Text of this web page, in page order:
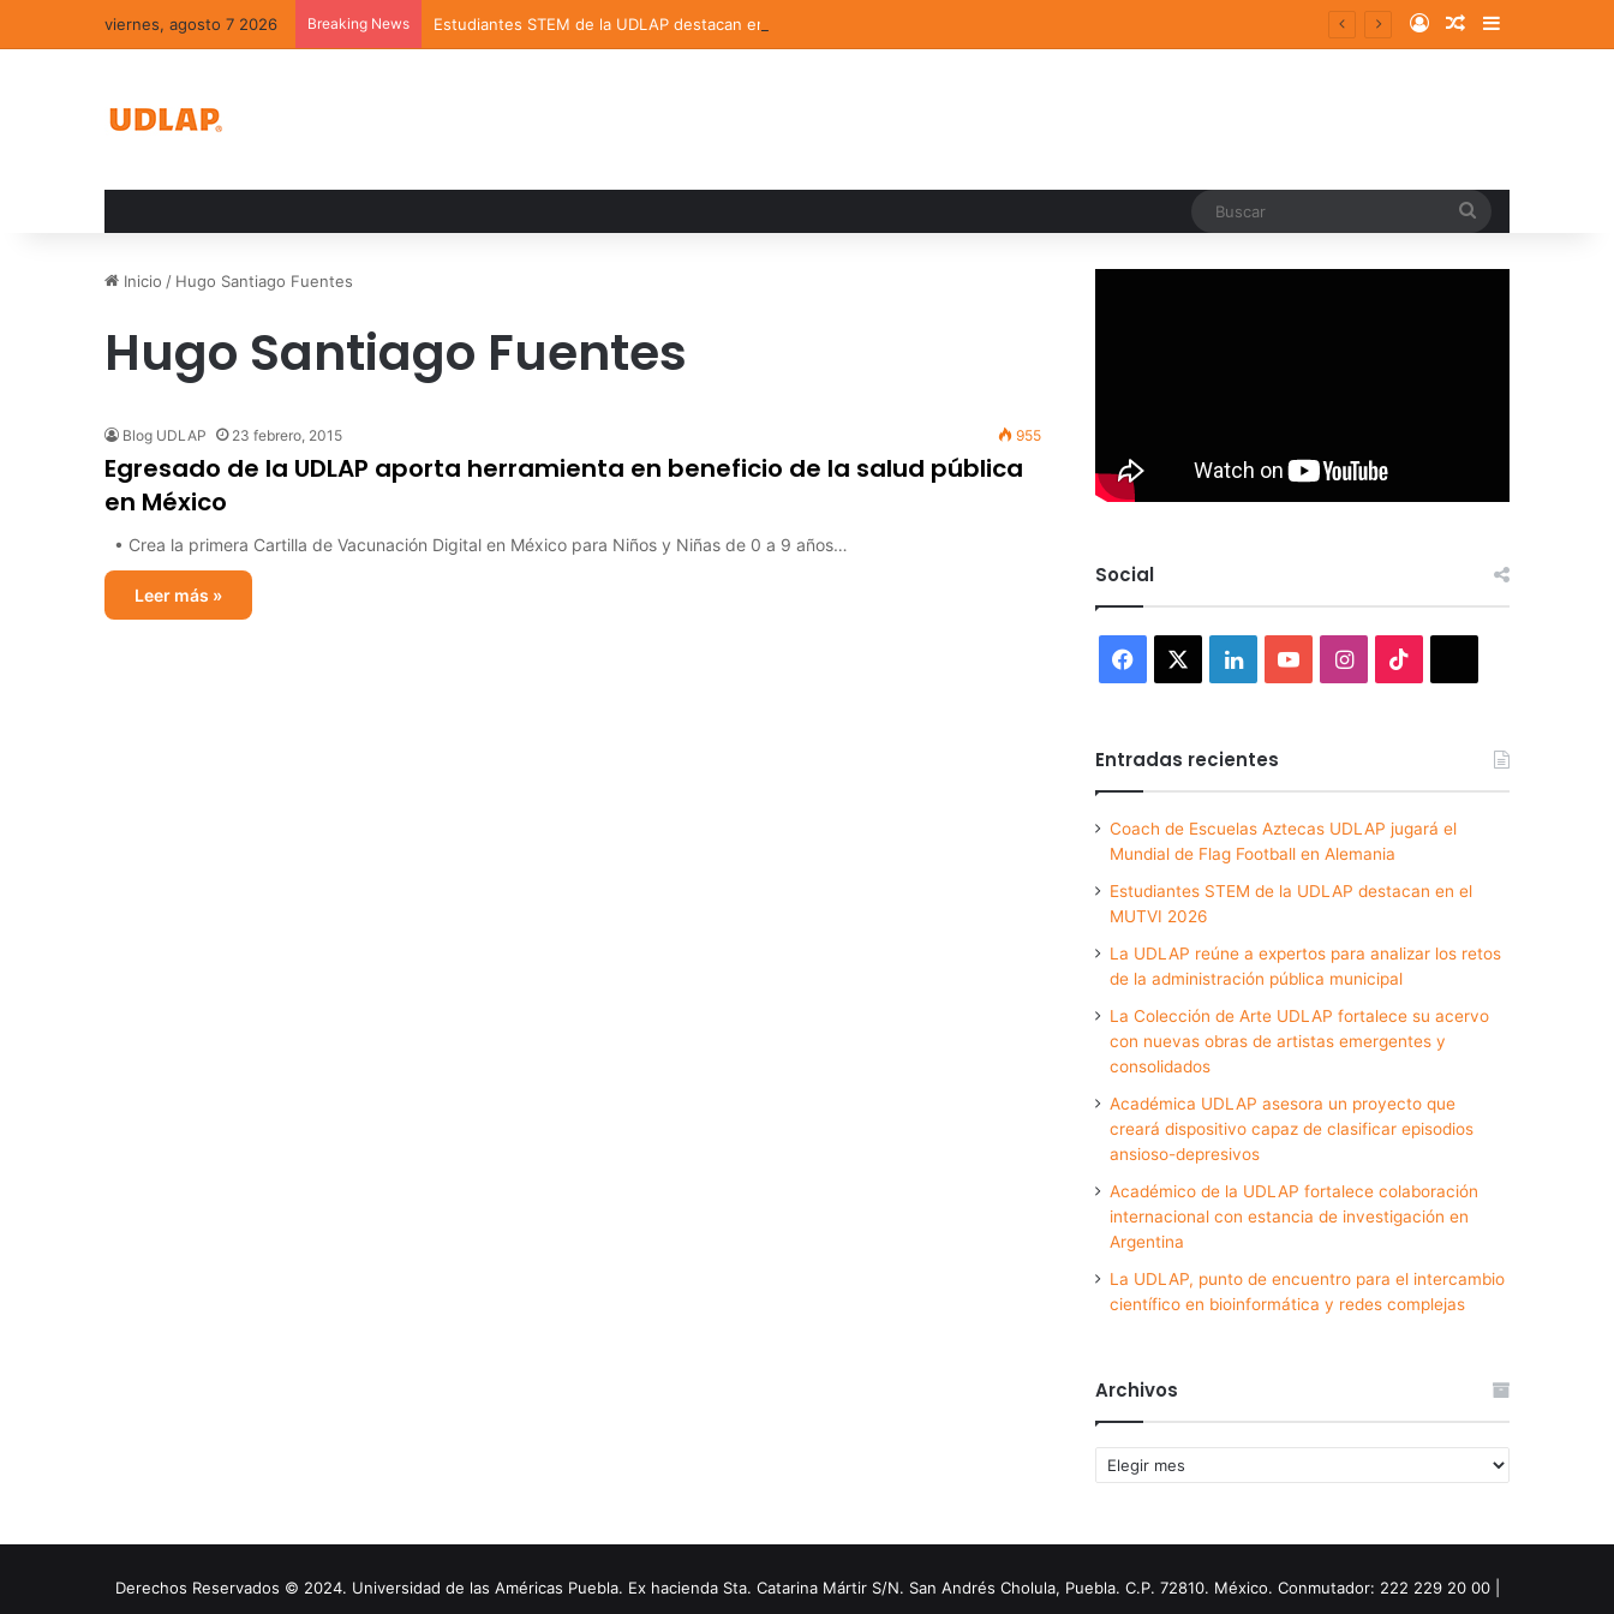
viernes, agosto 7 2026 Breaking News Estudiantes STEM de la UDLAP destacan en el MUTVI 2026 Log InRandom Article
Sidebar
Inicio / Hugo Santiago Fuentes
Hugo Santiago Fuentes
Blog UDLAP 23 febrero, 2015 955
Egresado de la UDLAP aporta herramienta en beneficio de la salud pública
en México
• Crea la primera Cartilla de Vacunación Digital en México para Niños y Niñas de 0 a 9 años…
Leer más »
Social
Facebook LinkedInYouTubeInstagram
Entradas recientes
Coach de Escuelas Aztecas UDLAP jugará el
Mundial de Flag Football en Alemania
Estudiantes STEM de la UDLAP destacan en el
MUTVI 2026
La UDLAP reúne a expertos para analizar los retos
de la administración pública municipal
La Colección de Arte UDLAP fortalece su acervo
con nuevas obras de artistas emergentes y
consolidados
Académica UDLAP asesora un proyecto que
creará dispositivo capaz de clasificar episodios
ansioso-depresivos
Académico de la UDLAP fortalece colaboración
internacional con estancia de investigación en
Argentina
La UDLAP, punto de encuentro para el intercambio
científico en bioinformática y redes complejas
Archivos
Archivos
Derechos Reservados © 2024. Universidad de las Américas Puebla. Ex hacienda Sta. Catarina Mártir S/N. San Andrés Cholula, Puebla. C.P. 72810. México. Conmutador: 222 229 20 00 |